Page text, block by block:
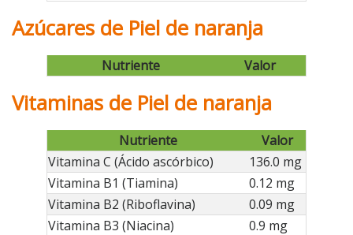
Azúcares de Piel de naranja
Nutriente Valor
Vitaminas de Piel de naranja
Nutriente
Valor
Vitamina C (Ácido ascórbico)
136.0 mg
Vitamina B1 (Tiamina)
0.12 mg
Vitamina B2 (Riboflavina)
0.09 mg
Vitamina B3 (Niacina)
0.9 mg